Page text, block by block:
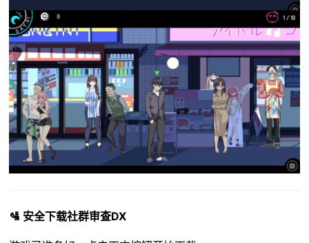
🛂 安全下载社群审查DX